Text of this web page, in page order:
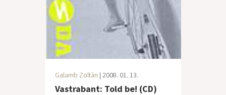
Galamb Zoltán | 2008. 01. 13.
Vastrabant: Told be! (CD)